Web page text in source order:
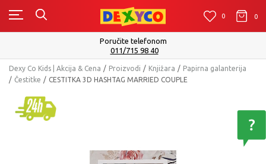
0 0 0
Poručite telefonom
011/715 98 40
Dexy Co Kids | Akcija & Cena Proizvodi Knjižara
Papirna galanterija
Čestitke
CESTITKA 3D HASHTAG MARRIED COUPLE